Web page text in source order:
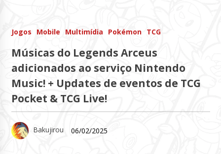
Jogos Mobile Multimídia Pokémon TCG
Músicas do Legends Arceus
adicionados ao serviço Nintendo
Music! + Updates de eventos de TCG
Pocket & TCG Live!
Bakujirou 06/02/2025